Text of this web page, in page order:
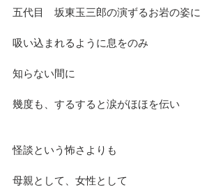
五代目　坂東玉三郎の演ずるお岩の姿に
吸い込まれるように息をのみ
知らない間に
幾度も、するすると涙がほほを伝い
怪談という怖さよりも
母親として、女性として